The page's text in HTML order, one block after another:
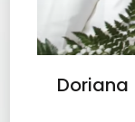
Doriana